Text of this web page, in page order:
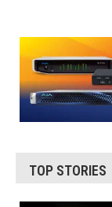
TOP STORIES